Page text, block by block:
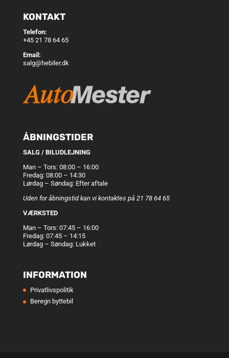
KONTAKT
Telefon:
+45 21 78 64 65
Email:
salg@hebiler.dk
ÅBNINGSTIDER
SALG / BILUDLEJNING
Man – Tors: 08:00 – 16:00
Fredag: 08:00 – 14:30
Lørdag – Søndag: Efter aftale
Uden for åbningstid kan vi kontaktes på 21 78 64 65
VÆRKSTED
Man – Tors: 07:45 – 16:00
Fredag: 07:45 – 14:15
Lørdag – Søndag: Lukket
INFORMATION
Privatlivspolitik
Beregn byttebil